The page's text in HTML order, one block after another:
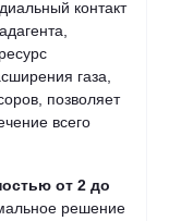
контакт
газа,
позволяет
всего
от 2 до
решение